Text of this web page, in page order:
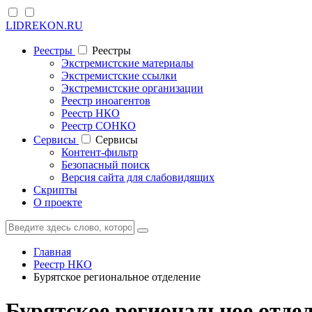
LIDREKON.RU
Реестры
Реестры
Экстремистские материалы
Экстремистские ссылки
Экстремистские организации
Реестр иноагентов
Реестр НКО
Реестр СОНКО
Cервисы
Cервисы
Контент-фильтр
Безопасный поиск
Версия сайта для слабовидящих
Скрипты
О проекте
Главная
Реестр НКО
Бурятское региональное отделение